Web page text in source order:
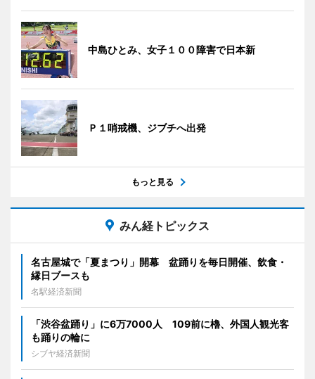
中島ひとみ、女子１００障害で日本新
Ｐ１哨戒機、ジブチへ出発
もっと見る
みん経トピックス
名古屋城で「夏まつり」開幕 盆踊りを毎日開催、飲食・
縁日ブースも
名駅経済新聞
「渋谷盆踊り」に6万7000人 109前に櫓、外国人観光客
も踊りの輪に
シブヤ経済新聞